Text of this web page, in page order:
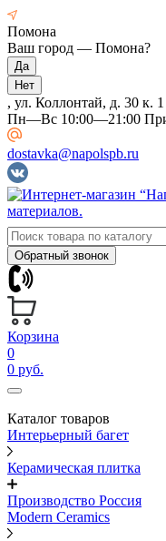
Помона
Ваш город — Помона?
, ул. Коллонтай, д. 30 к.
Пн—Вс 10:00—21:00
dostavka@napolspb.ru
Обратный звонок
Корзина
0
0 руб.
Каталог товаров
Интерьерный багет
Керамическая плитка
Производство Россия
Modern Ceramics